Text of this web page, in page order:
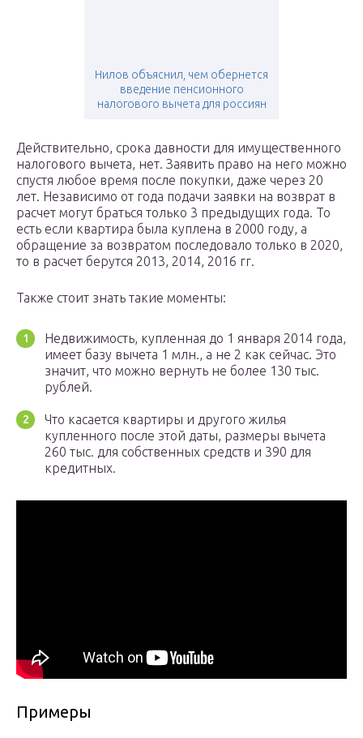
Нилов объяснил, чем обернется
введение пенсионного
налогового вычета для россиян
Действительно, срока давности для имущественного
налогового вычета, нет. Заявить право на него можно
спустя любое время после покупки, даже через 20
лет. Независимо от года подачи заявки на возврат в
расчет могут браться только 3 предыдущих года. То
есть если квартира была куплена в 2000 году, а
обращение за возвратом последовало только в 2020,
то в расчет берутся 2013, 2014, 2016 гг.
Также стоит знать такие моменты:
Недвижимость, купленная до 1 января 2014 года,
имеет базу вычета 1 млн., а не 2 как сейчас. Это
значит, что можно вернуть не более 130 тыс.
рублей.
Что касается квартиры и другого жилья
купленного после этой даты, размеры вычета
260 тыс. для собственных средств и 390 для
кредитных.
Примеры